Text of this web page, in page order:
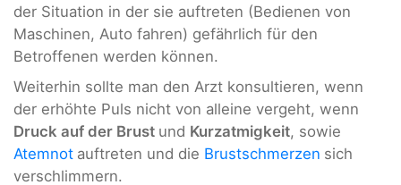
der Situation in der sie auftreten (Bedienen von
Maschinen, Auto fahren) gefährlich für den
Betroffenen werden können.
Weiterhin sollte man den Arzt konsultieren, wenn
der erhöhte Puls nicht von alleine vergeht, wenn
Druck auf der Brust und Kurzatmigkeit, sowie
Atemnot auftreten und die Brustschmerzen sich
verschlimmern.